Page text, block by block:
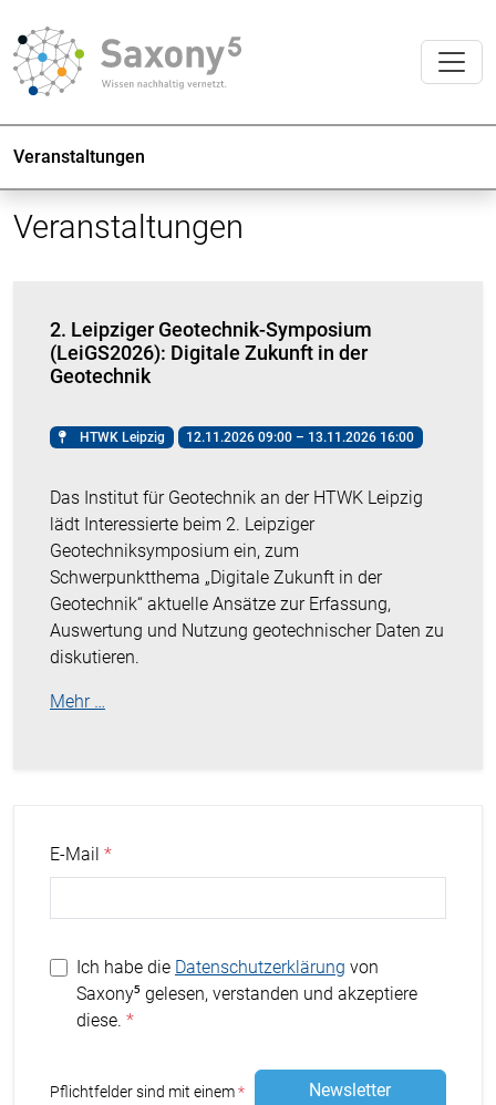
Veranstaltungen
Veranstaltungen
2. Leipziger Geotechnik-Symposium
(LeiGS2026): Digitale Zukunft in der
Geotechnik
HTWK Leipzig 12.11.2026 09:00 – 13.11.2026 16:00
Das Institut für Geotechnik an der HTWK Leipzig
lädt Interessierte beim 2. Leipziger
Geotechniksymposium ein, zum
Schwerpunktthema „Digitale Zukunft in der
Geotechnik“ aktuelle Ansätze zur Erfassung,
Auswertung und Nutzung geotechnischer Daten zu
diskutieren.
Mehr …
E-Mail
Ich habe die Datenschutzerklärung von
Saxony⁵ gelesen, verstanden und akzeptiere
diese.
Pflichtfelder sind mit einem Stern
Newsletter